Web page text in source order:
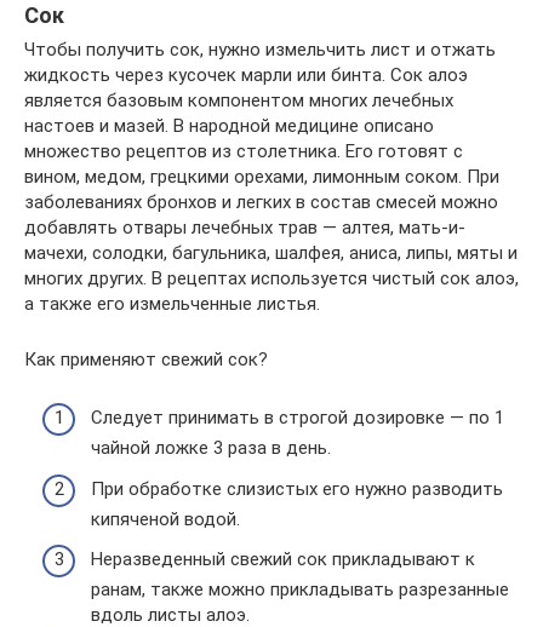
Сок
Чтобы получить сок, нужно измельчить лист и отжать
жидкость через кусочек марли или бинта. Сок алоэ
является базовым компонентом многих лечебных
настоев и мазей. В народной медицине описано
множество рецептов из столетника. Его готовят с
вином, медом, грецкими орехами, лимонным соком. При
заболеваниях бронхов и легких в состав смесей можно
добавлять отвары лечебных трав — алтея, мать-и-
мачехи, солодки, багульника, шалфея, аниса, липы, мяты и
многих других. В рецептах используется чистый сок алоэ,
а также его измельченные листья.
Как применяют свежий сок?
Следует принимать в строгой дозировке — по 1
чайной ложке 3 раза в день.
При обработке слизистых его нужно разводить
кипяченой водой.
Неразведенный свежий сок прикладывают к
ранам, также можно прикладывать разрезанные
вдоль листы алоэ.